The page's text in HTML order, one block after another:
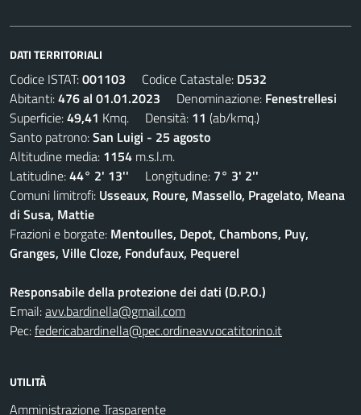
DATI TERRITORIALI
Codice ISTAT:001103 Codice Catastale: D532
Abitanti:476 al 01.01.2023 Denominazione: Fenestrellesi
Superficie:49,41 Kmq. Densità: 11 (ab/kmq.)
Santo patrono:San Luigi - 25 agosto
Altitudine media: 1154 m.s.l.m.
Latitudine:44° 2' 13'' Longitudine: 7° 3' 2''
Comuni limitrofi: Usseaux, Roure, Massello, Pragelato, Meana
di Susa, Mattie
Frazioni e borgate: Mentoulles, Depot, Chambons, Puy,
Granges, Ville Cloze, Fondufaux, Pequerel
Responsabile della protezione dei dati (D.P.O.)
Email:avv.bardinella@gmail.com
Pec:federicabardinella@pec.ordineavvocatitorino.it
UTILITÀ
Amministrazione Trasparente